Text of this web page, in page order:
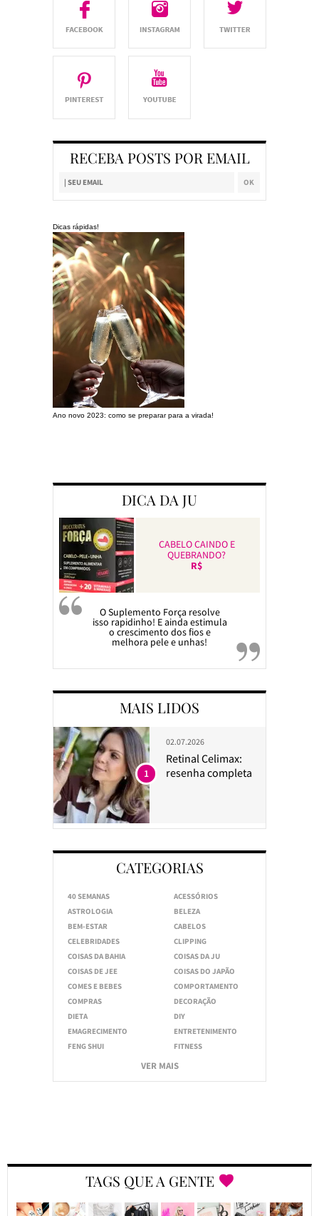
RECEBA POSTS POR EMAIL
Dicas rápidas!
Ano novo 2023: como se preparar para a virada!
DICA DA JU
CABELO CAINDO E
QUEBRANDO?
R$
O Suplemento Força resolve
isso rapidinho! E ainda estimula
o crescimento dos fios e
melhora pele e unhas!
MAIS LIDOS
02.07.2026
Retinal Celimax:
resenha completa
1
CATEGORIAS
40 SEMANAS
ACESSÓRIOS
ASTROLOGIA
BELEZA
BEM-ESTAR
CABELOS
CELEBRIDADES
CLIPPING
COISAS DA BAHIA
COISAS DA JU
COISAS DE JEE
COISAS DO JAPÃO
COMES E BEBES
COMPORTAMENTO
COMPRAS
DECORAÇÃO
DIETA
DIY
EMAGRECIMENTO
ENTRETENIMENTO
FENG SHUI
FITNESS
VER MAIS
TAGS QUE A GENTE